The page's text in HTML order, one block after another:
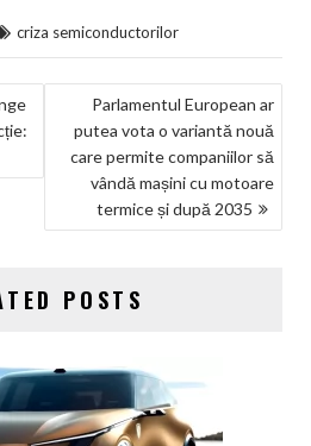
criza semiconductorilor
Parlamentul European ar
putea vota o variantă nouă
care permite companiilor să
vândă mașini cu motoare
termice și după 2035
POSTS